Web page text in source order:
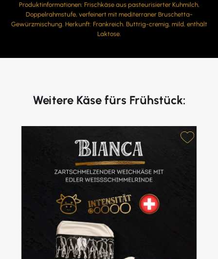
Produktinformationen: Frischkäse aus pasteurisierter Kuhmilch,
Doppelrahmstufe, verfeinert mit mediterraner Bruschetta-
Gewürzmischung. Herkunft: Frankreich. Buttrig-cremig, mild, enthält
Laktose.
Weitere Käse fürs Frühstück: